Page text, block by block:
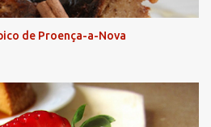
de Proença-a-Nova